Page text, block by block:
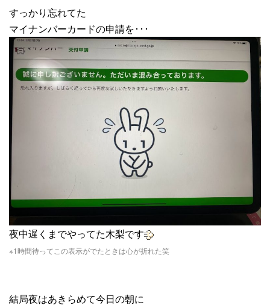
すっかり忘れてた
マイナンバーカードの申請を･･･
夜中遅くまでやってた木梨です
※1時間待ってこの表示がでたときは心が折れた笑
結局夜はあきらめて今日の朝に